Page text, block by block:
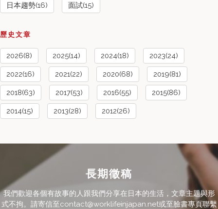
日本趨勢(16) 面試(15)
歷史文章
2026(8) 2025(14) 2024(18) 2023(24)
2022(16) 2021(22) 2020(68) 2019(81)
2018(63) 2017(53) 2016(55) 2015(86)
2014(15) 2013(28) 2012(26)
長期徵稿
我們歡迎各個有故事的人跟我們分享在日本的生活，文章主題與形
式不拘。請寄信至contact@worklifeinjapan.net或至臉書專頁聯繫